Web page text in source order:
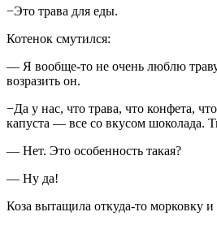
−Это трава для еды.
Котенок смутился:
— Я вообще-то не очень люблю
возразить он.
−Да у нас, что трава, что конфета,
капуста — все со вкусом шоколада.
— Нет. Это особенность такая?
— Ну да!
Коза вытащила откуда-то морковку и